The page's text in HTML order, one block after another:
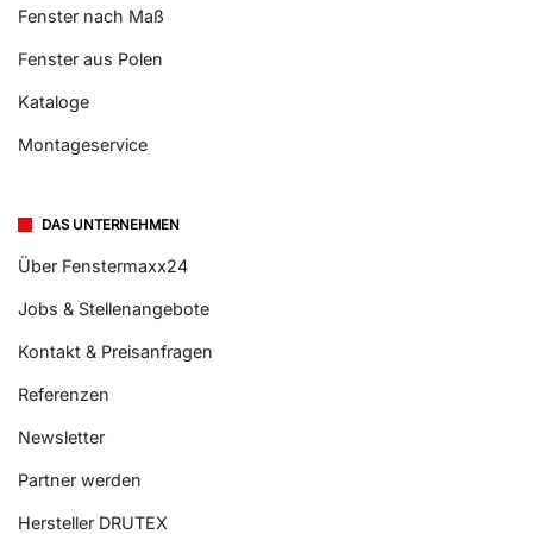
Fenster nach Maß
Fenster aus Polen
Kataloge
Montageservice
DAS UNTERNEHMEN
Über Fenstermaxx24
Jobs & Stellenangebote
Kontakt & Preisanfragen
Referenzen
Newsletter
Partner werden
Hersteller DRUTEX